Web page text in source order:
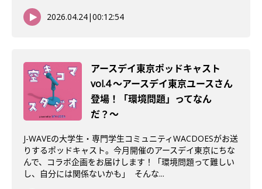
2026.04.24|00:12:54
アースデイ東京ポッドキャスト
vol.4 〜アースデイ東京ユースさん
登場！「環境問題」ってなん
だ？〜
J-WAVEの大学生・専門学生コミュニティWACDOESがお送
りするポッドキャスト。今月開催のアースデイ東京にちな
んで、コラボ企画をお届けします！「環境問題って難しい
し、自分には関係ないかも」 そんな...